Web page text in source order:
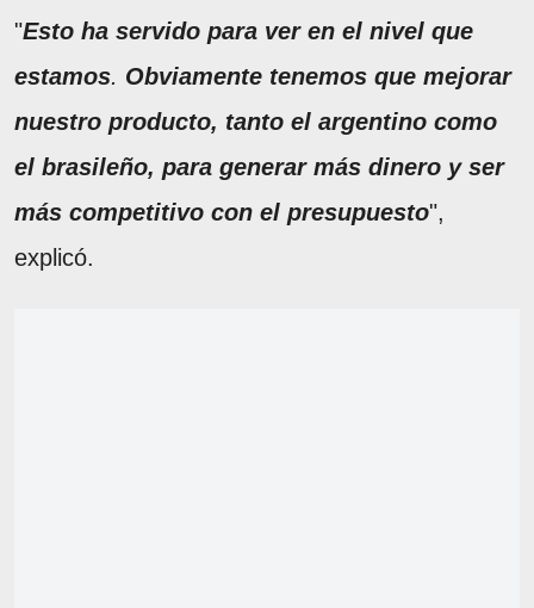
"Esto ha servido para ver en el nivel que
estamos. Obviamente tenemos que mejorar
nuestro producto, tanto el argentino como
el brasileño, para generar más dinero y ser
más competitivo con el presupuesto",
explicó.